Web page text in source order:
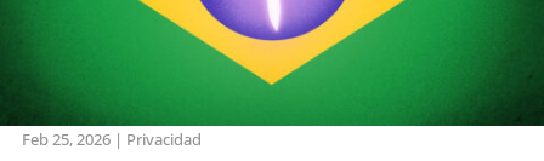
Feb 25, 2026| Privacidad